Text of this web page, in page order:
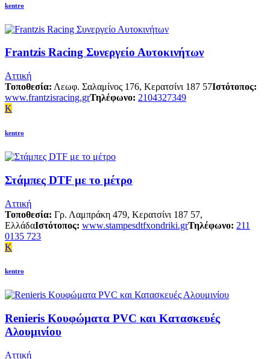
kentro
Frantzis Racing Συνεργείο Αυτοκινήτων
Αττική
Τοποθεσία: Λεωφ. Σαλαμίνος 176, Κερατσίνι 187 57Ιστότοπος:
www.frantzisracing.grΤηλέφωνο: 2104327349
K
kentro
Στάμπες DTF με το μέτρο
Αττική
Τοποθεσία: Γρ. Λαμπράκη 479, Κερατσίνι 187 57,
ΕλλάδαΙστότοπος: www.stampesdtfxondriki.grΤηλέφωνο: 211
0135 723
K
kentro
Renieris Κουφώματα PVC και Κατασκευές
Αλουμινίου
Αττική